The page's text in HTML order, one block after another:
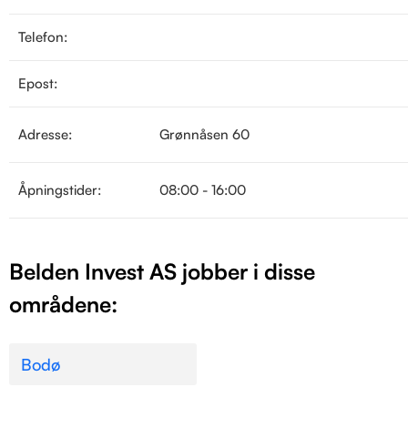
Telefon:
Epost:
Adresse: Grønnåsen 60
Åpningstider: 08:00 - 16:00
Belden Invest AS jobber i disse
områdene:
Bodø